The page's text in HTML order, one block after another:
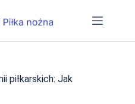
piłkarskich: Jak